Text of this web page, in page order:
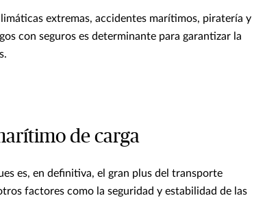
extremas, accidentes marítimos, piratería y
con seguros es determinante para garantizar la
de carga
es, en definitiva, el gran plus del transporte
factores como la seguridad y estabilidad de las